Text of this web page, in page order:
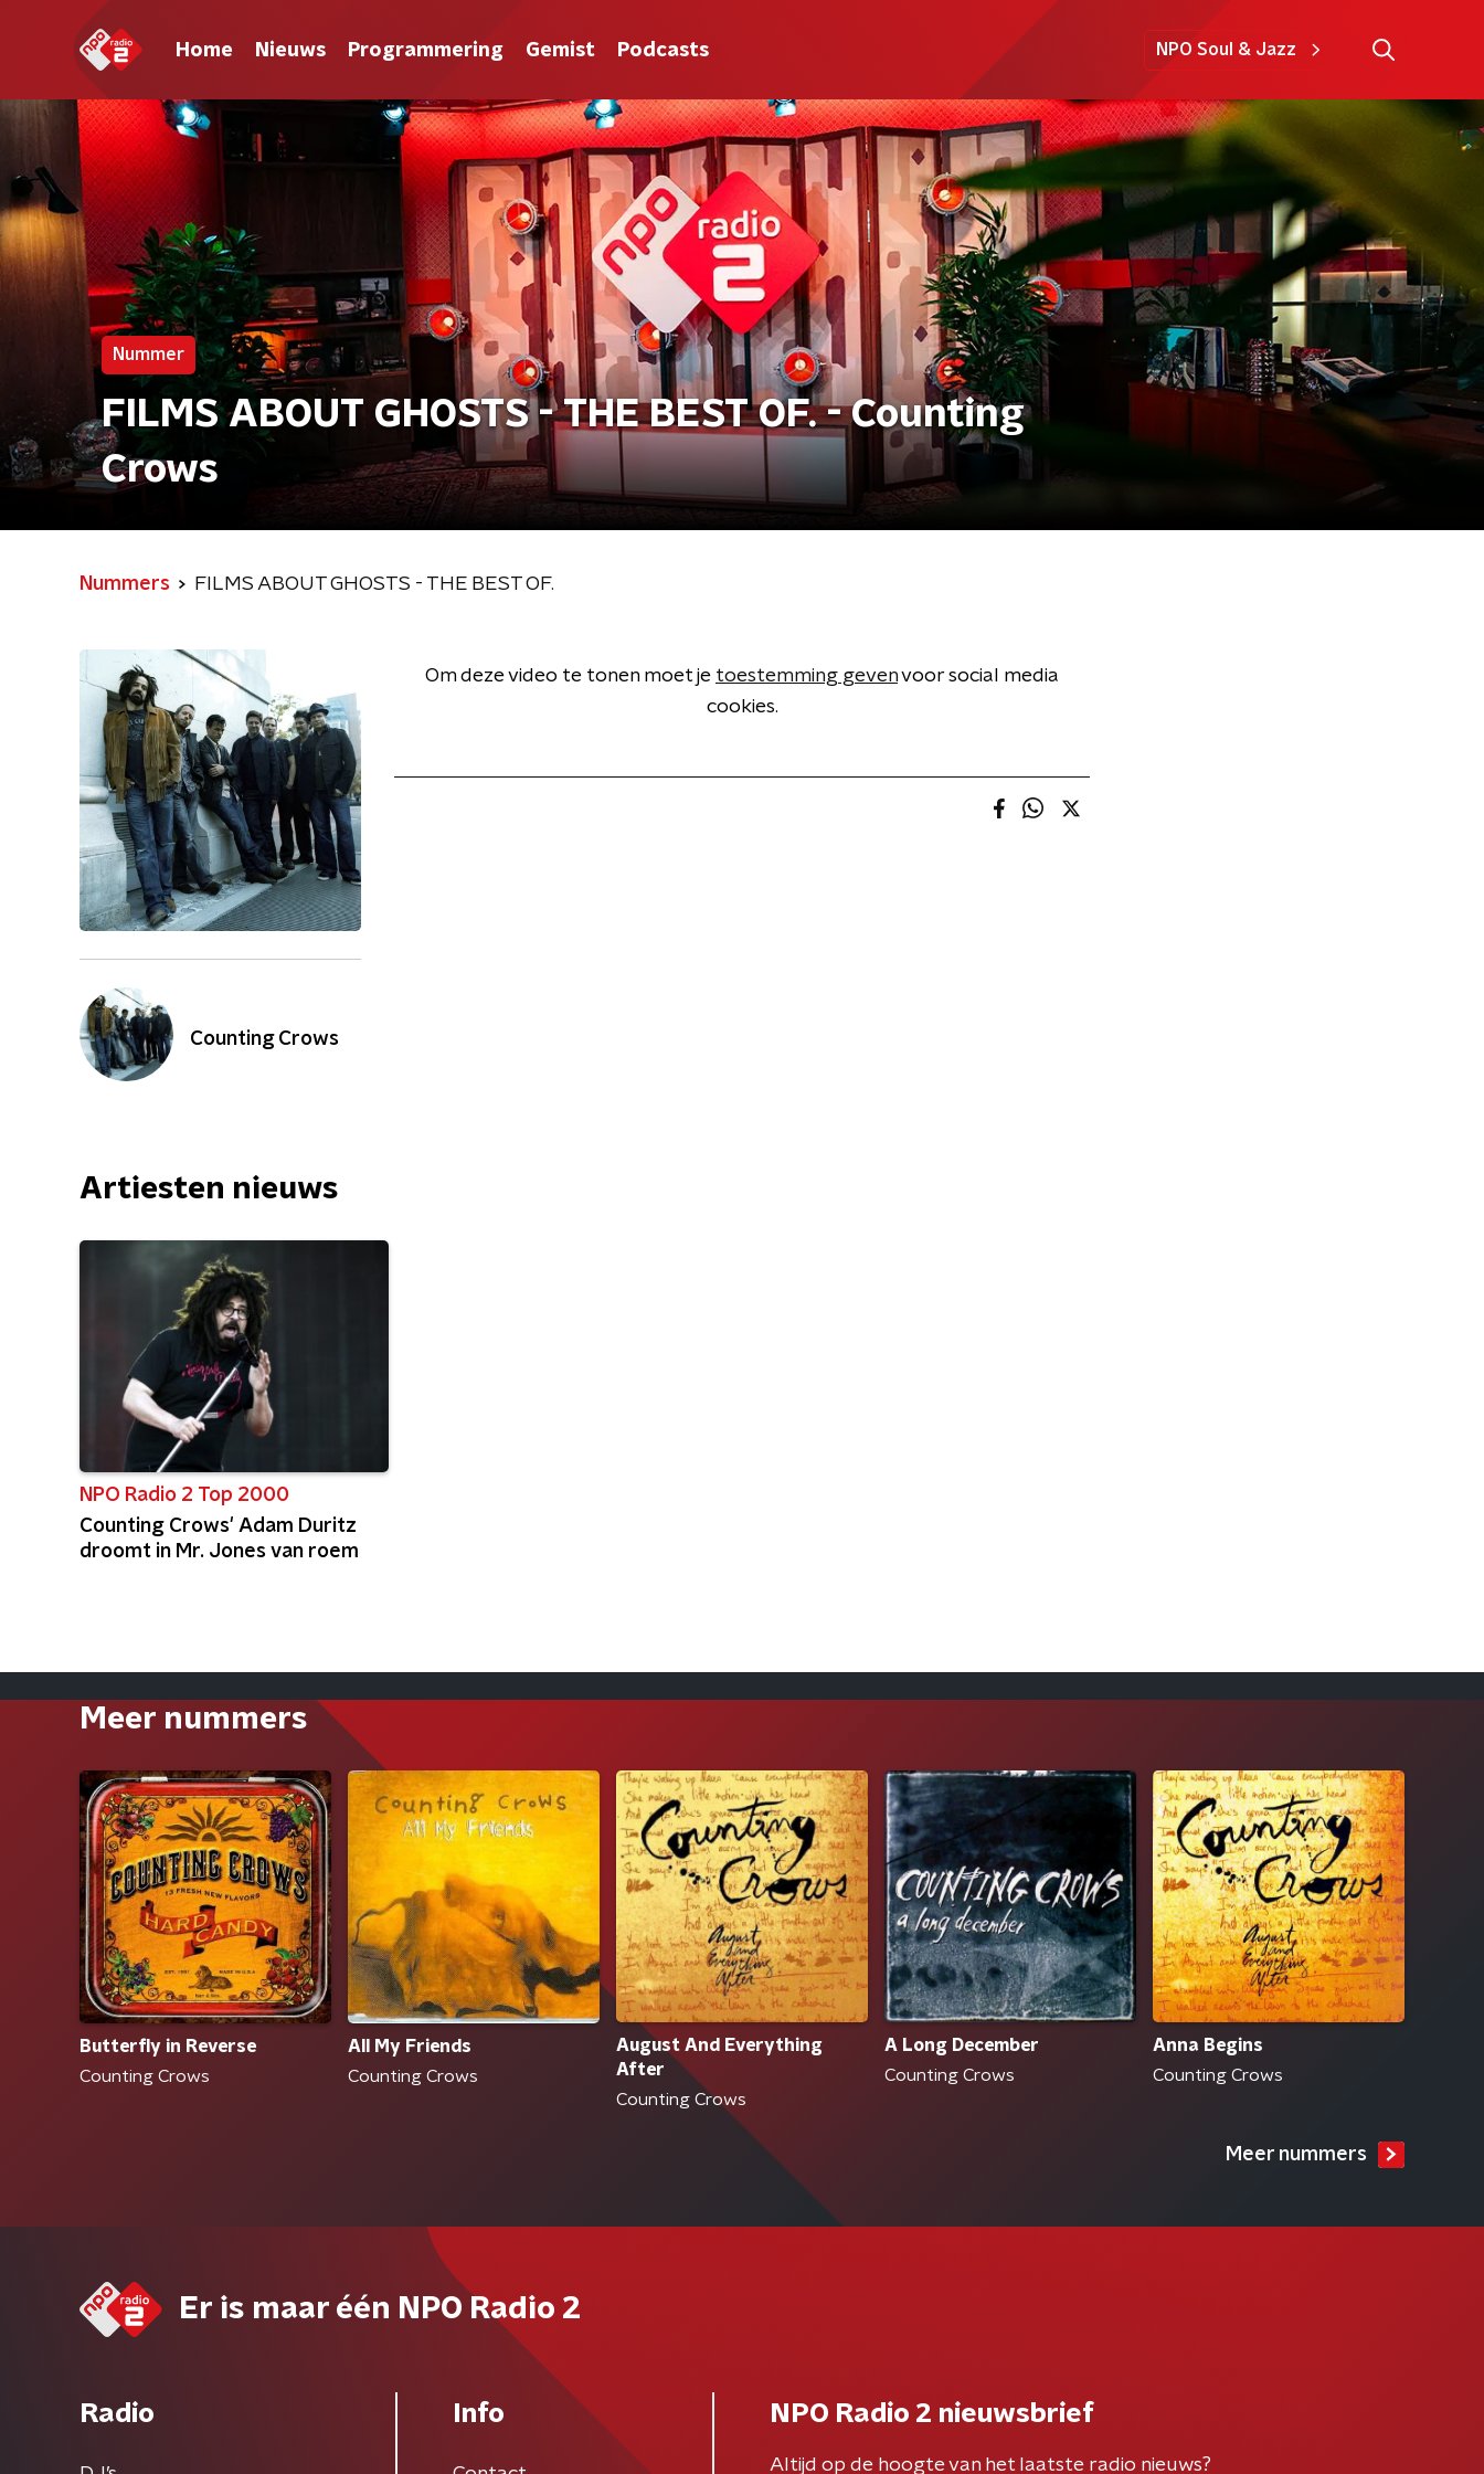
Home Nieuws Programmering Gemist Podcasts NPO Soul & Jazz
Nummer
FILMS ABOUT GHOSTS - THE BEST OF. - Counting
Crows
Nummers FILMS ABOUT GHOSTS - THE BEST OF.
Counting Crows
Om deze video te tonen moet je toestemming gevenvoor social media
cookies.
Artiesten nieuws
NPO Radio 2 Top 2000
Counting Crows' Adam Duritz
droomt in Mr. Jones van roem
Meer nummers
Butterfly in Reverse
Counting Crows
All My Friends
Counting Crows
August And Everything
After
Counting Crows
A Long December
Counting Crows
Anna Begins
Counting Crows
Meer nummers
Er is maar één NPO Radio 2
Radio Info NPO Radio 2 nieuwsbrief
Altijd op de hoogte van het laatste radio nieuws?